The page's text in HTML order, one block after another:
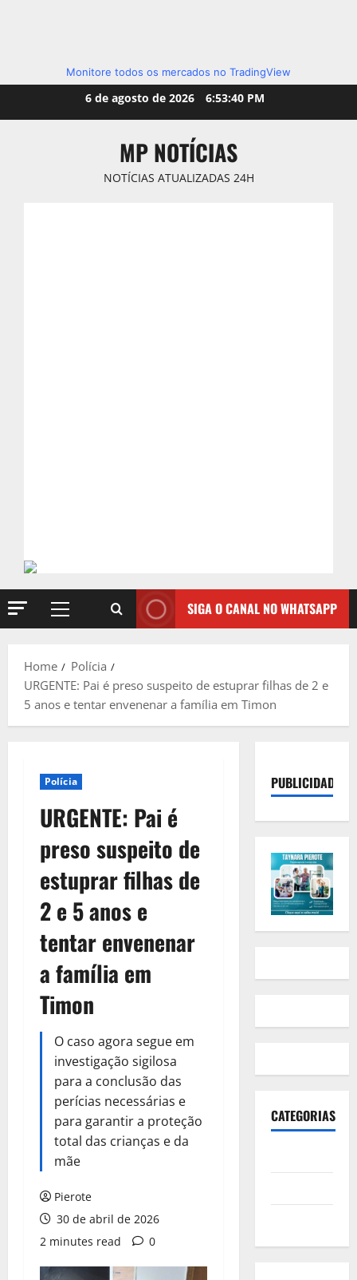
Monitore todos os mercados no TradingView
6 de agosto de 2026 6:53:41 PM
MP NOTÍCIAS
NOTÍCIAS ATUALIZADAS 24H
Primary
SIGA O CANAL NO WHATSAPP
Home
Polícia
URGENTE: Pai é preso suspeito de estuprar filhas de 2 e
5 anos e tentar envenenar a família em Timon
Polícia
URGENTE: Pai é
preso suspeito de
estuprar filhas de
2 e 5 anos e
tentar envenenar
a família em
Timon
O caso agora segue em
investigação sigilosa
para a conclusão das
perícias necessárias e
para garantir a proteção
total das crianças e da
mãe
Pierote
30 de abril de 2026
2 minutes read
0
PUBLICIDADE
CATEGORIAS